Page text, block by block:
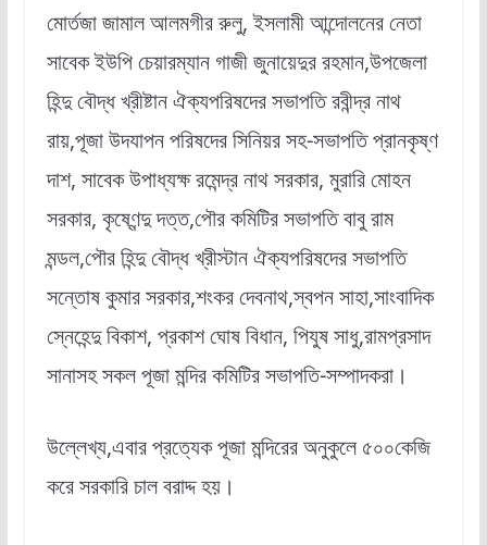
মোর্তজা জামাল আলমগীর রুলু, ইসলামী আন্দোলনের নেতা
সাবেক ইউপি চেয়ারম্যান গাজী জুনায়েদুর রহমান,উপজেলা
হিন্দু বৌদ্ধ খ্রীষ্টান ঐক্যপরিষদের সভাপতি রবীন্দ্র নাথ
রায়,পূজা উদযাপন পরিষদের সিনিয়র সহ-সভাপতি প্রানকৃষ্ণ
দাশ, সাবেক উপাধ্যক্ষ রমেন্দ্র নাথ সরকার, মুরারি মোহন
সরকার, কৃষ্ণেন্দু দত্ত,পৌর কমিটির সভাপতি বাবু রাম
মন্ডল,পৌর হিন্দু বৌদ্ধ খ্রীস্টান ঐক্যপরিষদের সভাপতি
সন্তোষ কুমার সরকার,শংকর দেবনাথ,স্বপন সাহা,সাংবাদিক
স্নেহেন্দু বিকাশ, প্রকাশ ঘোষ বিধান, পিযুষ সাধু,রামপ্রসাদ
সানাসহ সকল পূজা মন্দির কমিটির সভাপতি-সম্পাদকরা।
উল্লেখ্য,এবার প্রত্যেক পূজা মন্দিরের অনুকুলে ৫০০কেজি
করে সরকারি চাল বরাদ্দ হয়।